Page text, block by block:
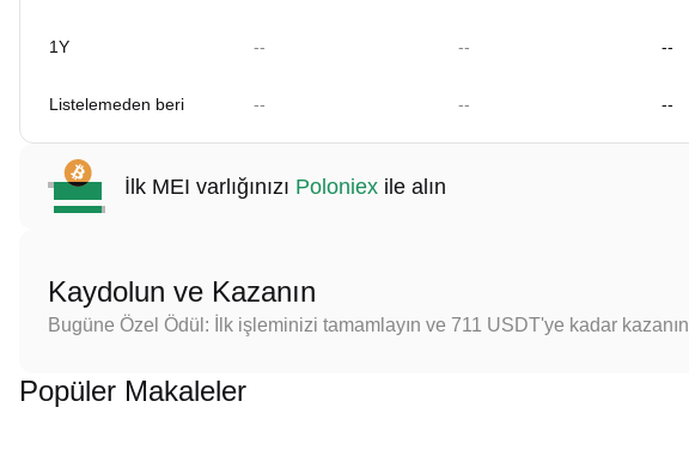
1Y -- -- --
Listelemeden beri -- -- --
İlk MEI varlığınızı Poloniex ile alın
Kaydolun ve Kazanın
Bugüne Özel Ödül: İlk işleminizi tamamlayın ve 711 USDT'ye kadar kazanın
Popüler Makaleler